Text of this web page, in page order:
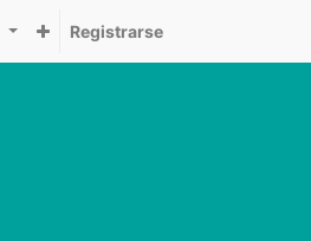
Registrarse